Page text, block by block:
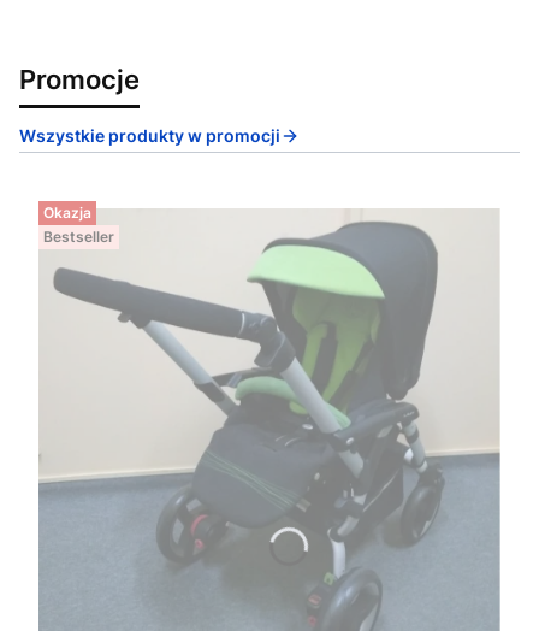
Promocje
Wszystkie produkty w promocji
Okazja
Bestseller